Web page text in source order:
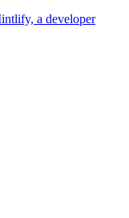
a developer